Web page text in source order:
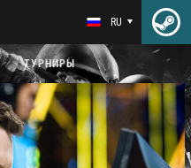
RU
ТУРНИРЫ